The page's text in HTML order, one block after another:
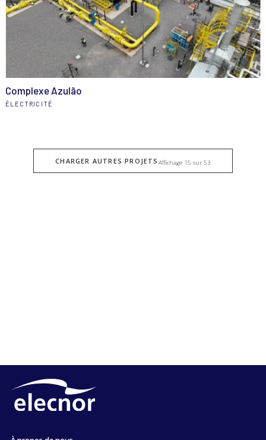
Complexe Azulão
ÉLECTRICITÉ
CHARGER AUTRES PROJETS Affichage 15 sur 53